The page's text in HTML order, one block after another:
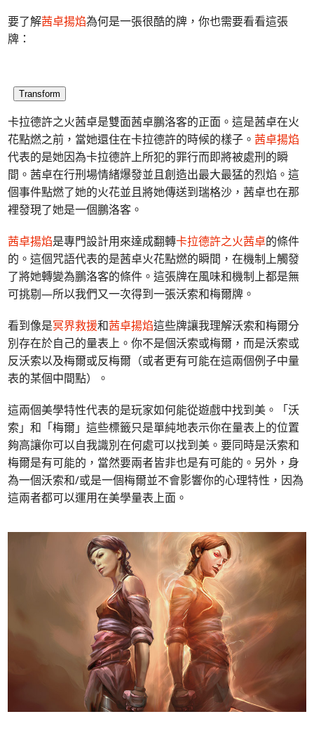
要了解茜卓揚焰為何是一張很酷的牌，你也需要看看這張
牌：
Transform
卡拉德許之火茜卓是雙面茜卓鵬洛客的正面。這是茜卓在火
花點燃之前，當她還住在卡拉德許的時候的樣子。 茜卓揚焰
代表的是她因為卡拉德許上所犯的罪行而即將被處刑的瞬
間。茜卓在行刑場情緒爆發並且創造出最大最猛的烈焰。這
個事件點燃了她的火花並且將她傳送到瑞格沙，茜卓也在那
裡發現了她是一個鵬洛客。
茜卓揚焰是專門設計用來達成翻轉卡拉德許之火茜卓的條件
的。這個咒語代表的是茜卓火花點燃的瞬間，在機制上觸發
了將她轉變為鵬洛客的條件。這張牌在風味和機制上都是無
可挑剔—所以我們又一次得到一張沃索和梅爾牌。
看到像是冥界救援和茜卓揚焰這些牌讓我理解沃索和梅爾分
別存在於自己的量表上。你不是個沃索或梅爾，而是沃索或
反沃索以及梅爾或反梅爾（或者更有可能在這兩個例子中量
表的某個中間點）。
這兩個美學特性代表的是玩家如何能從遊戲中找到美。「沃
索」和「梅爾」這些標籤只是單純地表示你在量表上的位置
夠高讓你可以自我識別在何處可以找到美。要同時是沃索和
梅爾是有可能的，當然要兩者皆非也是有可能的。另外，身
為一個沃索和/或是一個梅爾並不會影響你的心理特性，因為
這兩者都可以運用在美學量表上面。